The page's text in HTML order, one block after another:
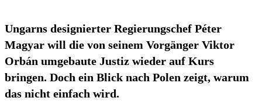
Ungarns designierter Regierungschef Péter
Magyar will die von seinem Vorgänger Viktor
Orbán umgebaute Justiz wieder auf Kurs
bringen. Doch ein Blick nach Polen zeigt, warum
das nicht einfach wird.